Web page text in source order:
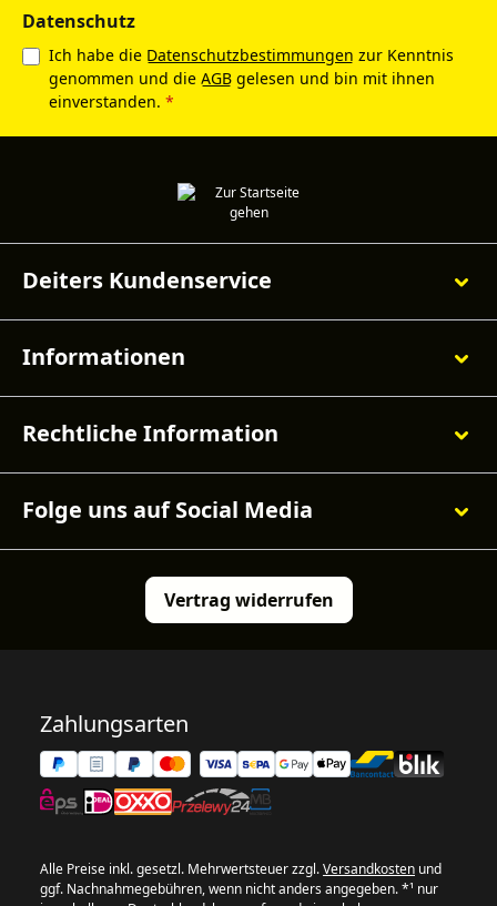
Datenschutz
Ich habe die Datenschutzbestimmungen zur Kenntnis
genommen und die AGB gelesen und bin mit ihnen
einverstanden. *
Deiters Kundenservice
Informationen
Rechtliche Information
Folge uns auf Social Media
Vertrag widerrufen
Zahlungsarten
Alle Preise inkl. gesetzl. Mehrwertsteuer zzgl.Versandkosten und
ggf. Nachnahmegebühren, wenn nicht anders angegeben. *¹ nur